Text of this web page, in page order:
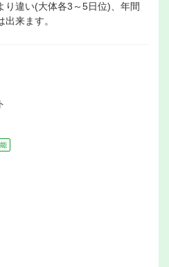
違い(大体各3～5日位)、年間
来ます。